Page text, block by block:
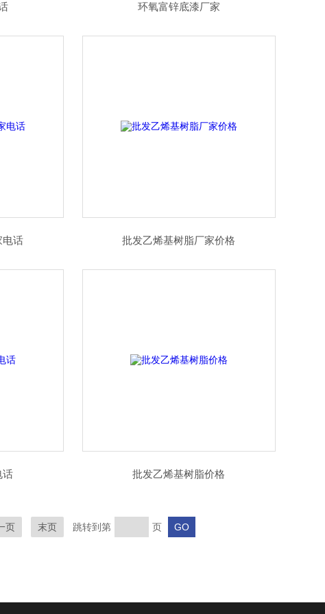
环氧富锌底漆厂家
电话 批发乙烯基树脂厂家价格
话 批发乙烯基树脂价格
页 末页 跳转到第 页